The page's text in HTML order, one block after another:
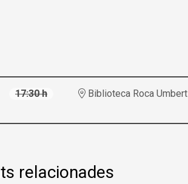
17:30 h Biblioteca Roca Umbert
relacionades